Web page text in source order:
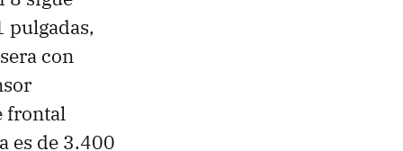
pulgadas,
con
frontal
es de 3.400